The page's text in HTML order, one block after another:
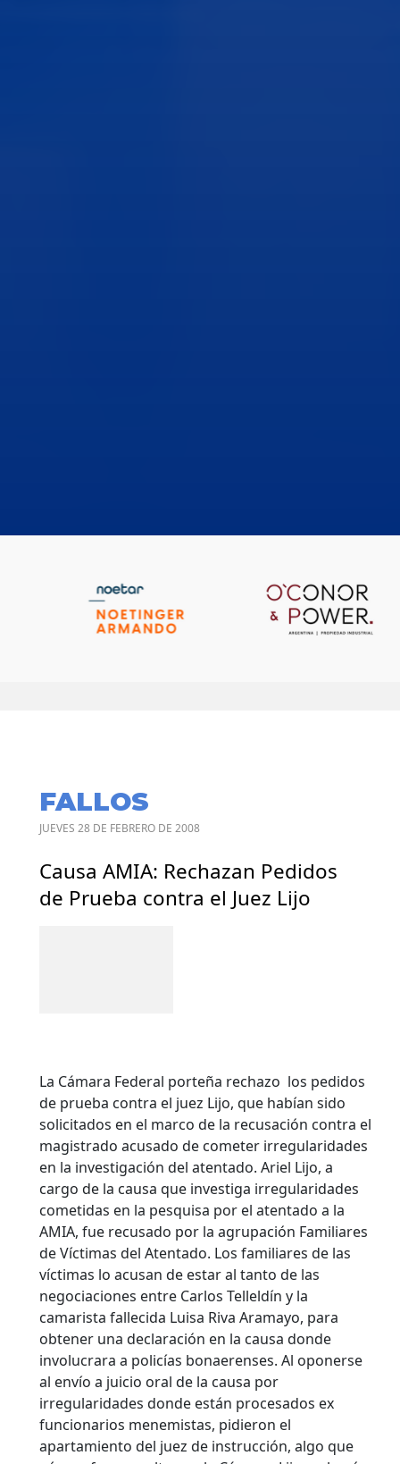
FALLOS
JUEVES 28 DE FEBRERO DE 2008
Causa AMIA: Rechazan Pedidos
de Prueba contra el Juez Lijo
La Cámara Federal porteña rechazo los pedidos
de prueba contra el juez Lijo, que habían sido
solicitados en el marco de la recusación contra el
magistrado acusado de cometer irregularidades
en la investigación del atentado. Ariel Lijo, a
cargo de la causa que investiga irregularidades
cometidas en la pesquisa por el atentado a la
AMIA, fue recusado por la agrupación Familiares
de Víctimas del Atentado. Los familiares de las
víctimas lo acusan de estar al tanto de las
negociaciones entre Carlos Telleldín y la
camarista fallecida Luisa Riva Aramayo, para
obtener una declaración en la causa donde
involucrara a policías bonaerenses. Al oponerse
al envío a juicio oral de la causa por
irregularidades donde están procesados ex
funcionarios menemistas, pidieron el
apartamiento del juez de instrucción, algo que